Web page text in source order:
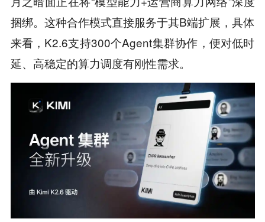
捆绑。这种合作模式直接服务于其B端扩展，具体
来看，K2.6支持300个Agent集群协作，便对低时
延、高稳定的算力调度有刚性需求。